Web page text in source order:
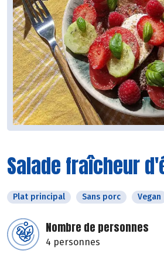
Salade fraîcheur
Plat principal Sans porc Vegan
Nombre de personnes
4 personnes